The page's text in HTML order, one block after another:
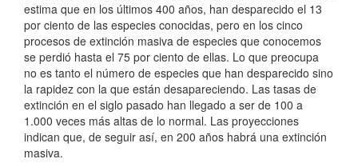
estima que en los últimos 400 años, han desparecido el 13
por ciento de las especies conocidas, pero en los cinco
procesos de extinción masiva de especies que conocemos
se perdió hasta el 75 por ciento de ellas. Lo que preocupa
no es tanto el número de especies que han desparecido sino
la rapidez con la que están desapareciendo. Las tasas de
extinción en el siglo pasado han llegado a ser de 100 a
1.000 veces más altas de lo normal. Las proyecciones
indican que, de seguir así, en 200 años habrá una extinción
masiva.